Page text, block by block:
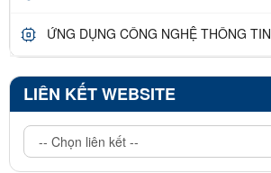
ỨNG DỤNG CÔNG NGHỆ THÔNG TIN
LIÊN KẾT WEBSITE